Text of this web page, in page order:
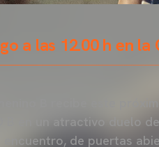
a las 12.00 h en
recibe este
B en un atractivo duelo
encuentro, de puertas